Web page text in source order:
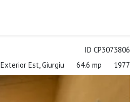
ID CP3073806
Exterior Est, Giurgiu 64.6 mp 1977